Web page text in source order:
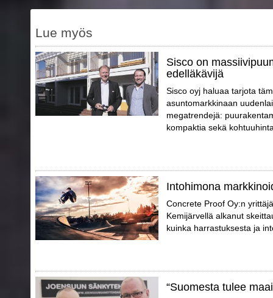
Lue myös
Sisco on
edelläkävijä
Sisco oyj haluaa tarjota
asuntomarkkinaan
megatrendejä:
kompaktia sekä
Intohimona
Concrete Proof Oy:n
Kemijärvellä alkanut
kuinka harrastuksesta ja
“Suomesta tulee